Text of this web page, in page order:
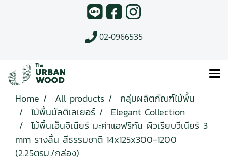
02-0966535
Home All products
กลุ่มผลิตภัณฑ์ไม้พื้น
ไม้พื้นมัลติเลเยอร์
Elegant Collection
ไม้พื้นเอ็นจิเนียร์ มะค่าแอฟริกัน ผิวเรียบวีเนียร์ 3
mm รางลิ้น สีธรรมชาติ 14x125x300-1200
(2.25ตรม./กล่อง)